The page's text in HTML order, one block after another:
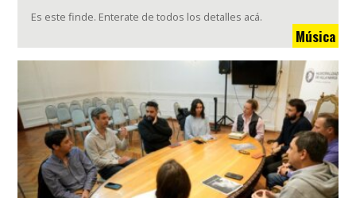
Es este finde. Enterate de todos los detalles acá.
Música